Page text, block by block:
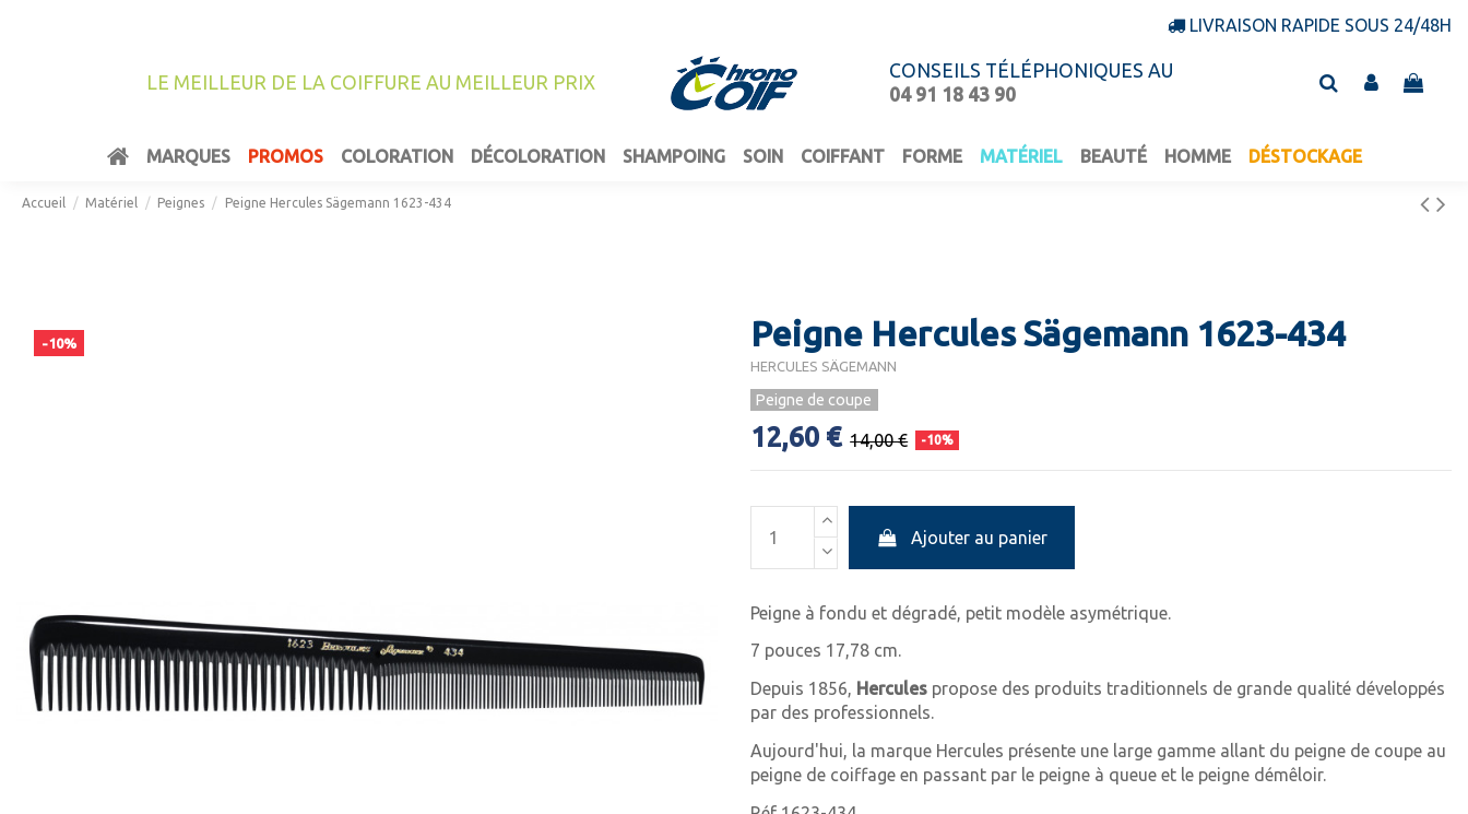
LIVRAISON RAPIDE SOUS 24/48H
LE MEILLEUR DE LA COIFFURE AU MEILLEUR PRIX
CONSEILS TÉLÉPHONIQUES AU
04 91 18 43 90
MARQUES PROMOS COLORATION DÉCOLORATION SHAMPOING SOIN COIFFANT FORME MATÉRIEL BEAUTÉ HOMME DÉSTOCKAGE
Accueil Matériel Peignes Peigne Hercules Sägemann 1623-434
-10% Peigne Hercules Sägemann 1623-434
HERCULES SÄGEMANN
Peigne de coupe
12,60 € 14,00 € -10%
Ajouter au panier
Peigne à fondu et dégradé, petit modèle asymétrique.
7 pouces 17,78 cm.
Depuis 1856, Hercules propose des produits traditionnels de grande qualité développés
par des professionnels.
Aujourd'hui, la marque Hercules présente une large gamme allant du peigne de coupe au
peigne de coiffage en passant par le peigne à queue et le peigne démêloir.